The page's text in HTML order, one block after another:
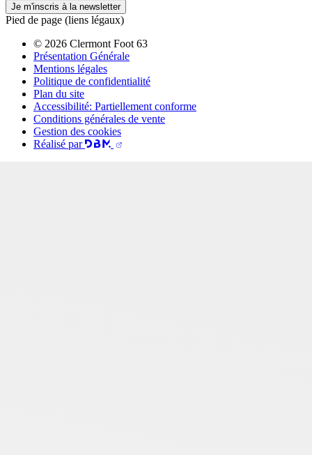
Je m'inscris à la newsletter
Pied de page (liens légaux)
© 2026 Clermont Foot 63
Présentation Générale
Mentions légales
Politique de confidentialité
Plan du site
Accessibilité: Partiellement conforme
Conditions générales de vente
Gestion des cookies
Réalisé par